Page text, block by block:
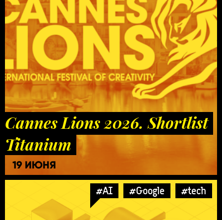
Cannes Lions 2026. Shortlist
Titanium
19 ИЮНЯ
#AI #Google #tech